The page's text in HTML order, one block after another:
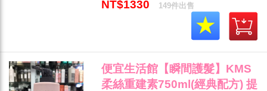
NT$1330 149件出售
便宜生活館【瞬間護髮】KMS
柔絲重建素750ml(經典配方) 提